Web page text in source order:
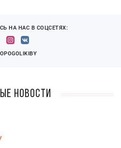
НА НАС В СОЦСЕТЯХ:
новости